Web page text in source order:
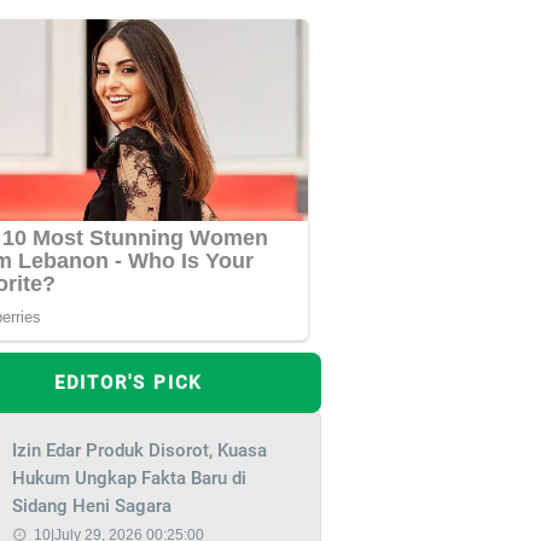
EDITOR'S PICK
Izin Edar Produk Disorot, Kuasa
Hukum Ungkap Fakta Baru di
Sidang Heni Sagara
10|July 29, 2026 00:25:00